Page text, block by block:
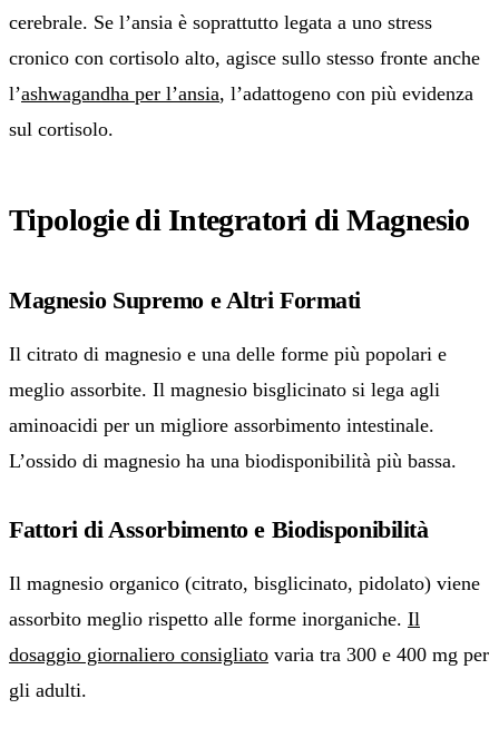
cerebrale. Se l’ansia è soprattutto legata a uno stress
cronico con cortisolo alto, agisce sullo stesso fronte anche
l’ashwagandha per l’ansia, l’adattogeno con più evidenza
sul cortisolo.
Tipologie di Integratori di Magnesio
Magnesio Supremo e Altri Formati
Il citrato di magnesio e una delle forme più popolari e
meglio assorbite. Il magnesio bisglicinato si lega agli
aminoacidi per un migliore assorbimento intestinale.
L’ossido di magnesio ha una biodisponibilità più bassa.
Fattori di Assorbimento e Biodisponibilità
Il magnesio organico (citrato, bisglicinato, pidolato) viene
assorbito meglio rispetto alle forme inorganiche. Il
dosaggio giornaliero consigliato varia tra 300 e 400 mg per
gli adulti.